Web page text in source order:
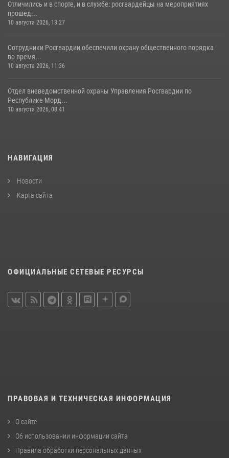
Отличились и в спорте, и в службе: росгвардейцы на мероприятиях
прошед...
10 августа 2026, 13:27
Сотрудники Росгвардии обеспечили охрану общественного порядка
во время...
10 августа 2026, 11:36
Отдел вневедомственной охраны Управления Росгвардии по
Республике Морд...
10 августа 2026, 08:41
НАВИГАЦИЯ
Новости
Карта сайта
ОФИЦИАЛЬНЫЕ СЕТЕВЫЕ РЕСУРСЫ
ПРАВОВАЯ И ТЕХНИЧЕСКАЯ ИНФОРМАЦИЯ
О сайте
Об использовании информации сайта
Правила обработки персональных данных